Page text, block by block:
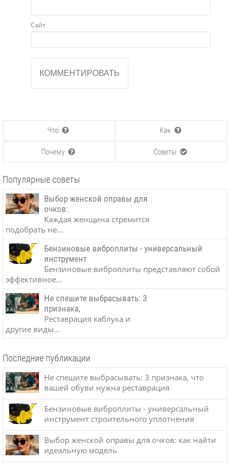
Сайт
Что Как
Почему Советы
Популярные советы
Выбор женской оправы для
очков:
Каждая женщина стремится
подобрать не...
Бензиновые виброплиты - универсальный
инструмент
Бензиновые виброплиты представляют собой
эффективное...
Не спешите выбрасывать: 3
признака,
Реставрация каблука и
другие виды...
Последние публикации
Не спешите выбрасывать: 3 признака, что
вашей обуви нужна реставрация
Бензиновые виброплиты - универсальный
инструмент строительного уплотнения
Выбор женской оправы для очков: как найти
идеальную модель